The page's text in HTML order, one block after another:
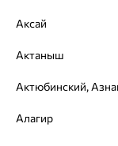
97 601
Аксай
Актаныш
Алагир